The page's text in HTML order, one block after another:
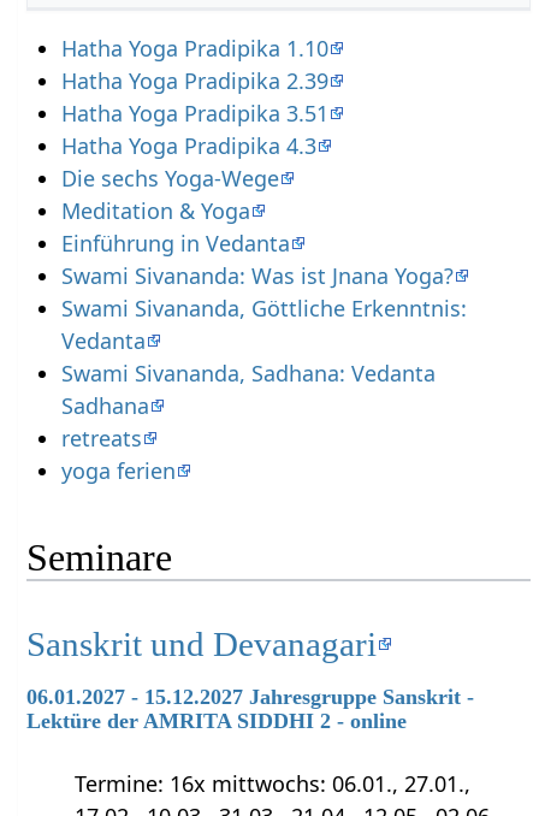
Hatha Yoga Pradipika 1.10
Hatha Yoga Pradipika 2.39
Hatha Yoga Pradipika 3.51
Hatha Yoga Pradipika 4.3
Die sechs Yoga-Wege
Meditation & Yoga
Einführung in Vedanta
Swami Sivananda: Was ist Jnana Yoga?
Swami Sivananda, Göttliche Erkenntnis:
Vedanta
Swami Sivananda, Sadhana: Vedanta
Sadhana
retreats
yoga ferien
Seminare
Sanskrit und Devanagari
06.01.2027 - 15.12.2027 Jahresgruppe Sanskrit -
Lektüre der AMRITA SIDDHI 2 - online
Termine: 16x mittwochs: 06.01., 27.01.,